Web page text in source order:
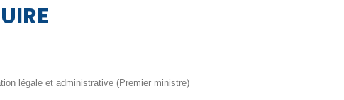
légale et administrative (Premier ministre)